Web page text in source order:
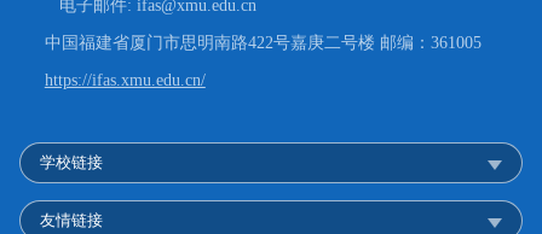
电子邮件: ifas@xmu.edu.cn
中国福建省厦门市思明南路422号嘉庚二号楼 邮编：361005
https://ifas.xmu.edu.cn/
学校链接
友情链接